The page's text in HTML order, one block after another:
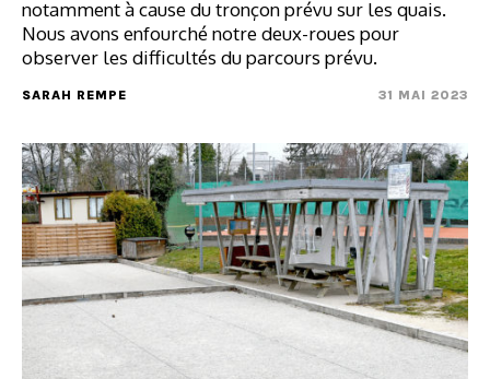
notamment à cause du tronçon prévu sur les quais.
Nous avons enfourché notre deux-roues pour
observer les difficultés du parcours prévu.
SARAH REMPE 31 MAI 2023